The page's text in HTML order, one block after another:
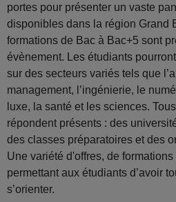
portes pour présenter un vaste
disponibles dans la région Grand
formations de Bac à Bac+5 sont
évènement. Les étudiants
sur des secteurs variés tels que
management, l’ingénierie, le
luxe, la santé et les sciences.
répondent présents : des
des classes préparatoires et des
Une variété d'offres, de
permettant aux étudiants d’avoir
s’orienter.